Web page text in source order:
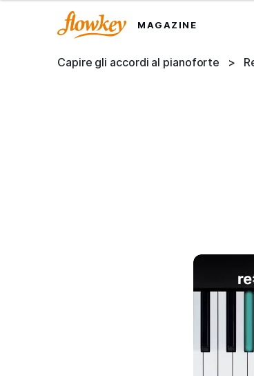
MAGAZINE
Capire gli accordi al pianoforte >